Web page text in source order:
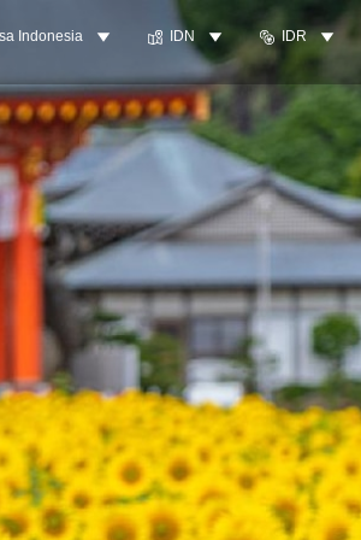
Indonesia IDN IDR